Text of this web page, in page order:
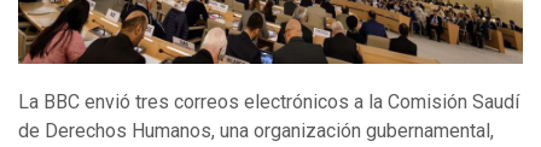
La BBC envió tres correos electrónicos a la Comisión Saudí
de Derechos Humanos, una organización gubernamental,